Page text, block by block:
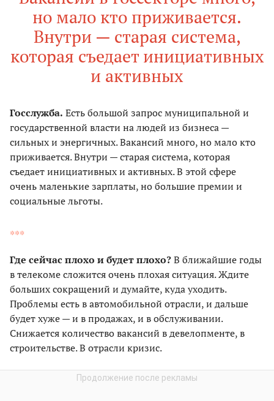
но мало кто приживается.
Внутри — старая система,
которая съедает инициативных
и активных
Госслужба. Есть большой запрос муниципальной и
государственной власти на людей из бизнеса —
сильных и энергичных. Вакансий много, но мало кто
приживается. Внутри — старая система, которая
съедает инициативных и активных. В этой сфере
очень маленькие зарплаты, но большие премии и
социальные льготы.
***
Где сейчас плохо и будет плохо?В ближайшие годы
в телекоме сложится очень плохая ситуация. Ждите
больших сокращений и думайте, куда уходить.
Проблемы есть в автомобильной отрасли, и дальше
будет хуже — и в продажах, и в обслуживании.
Снижается количество вакансий в девелопменте, в
строительстве. В отрасли кризис.